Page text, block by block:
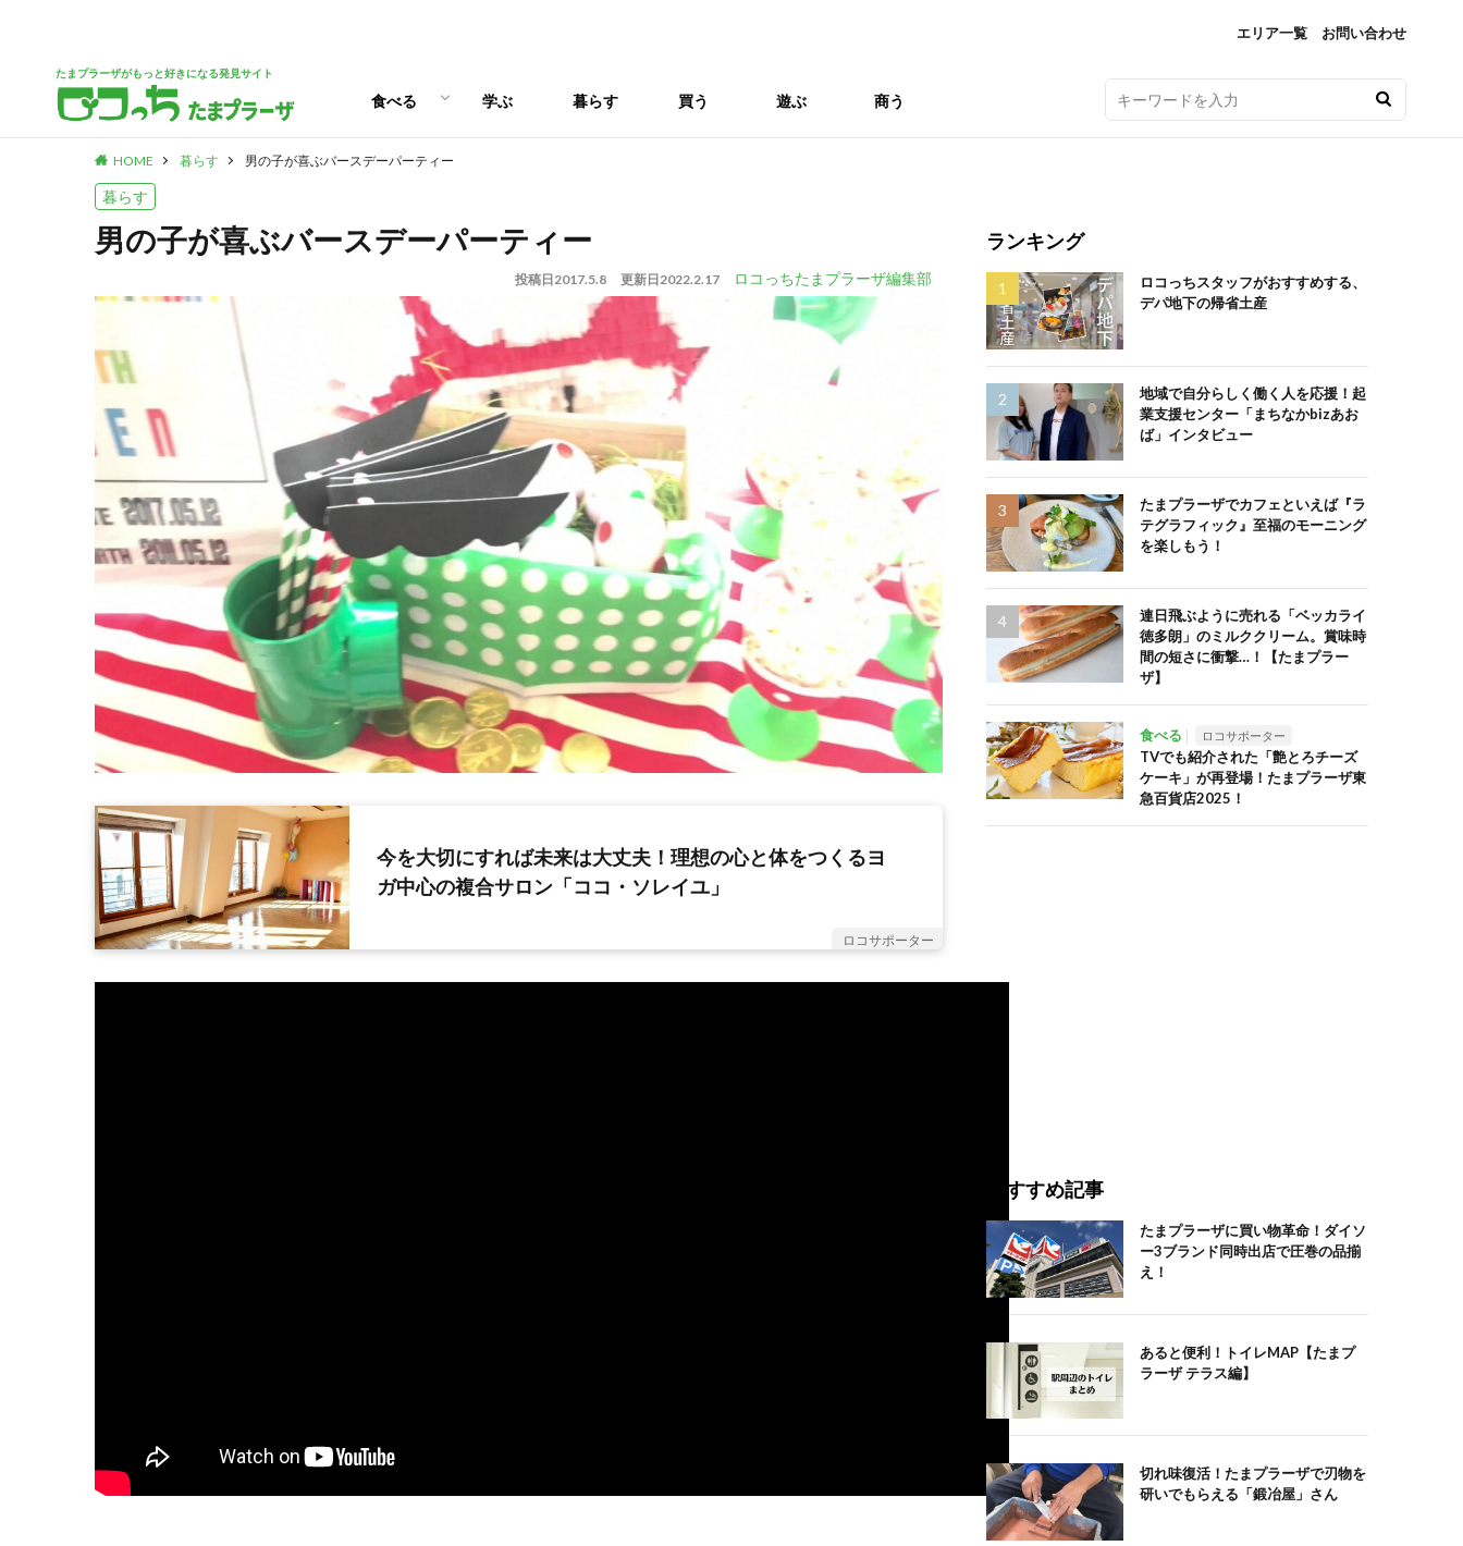
エリア一覧 お問い合わせ
たまプラーザがもっと好きになる発見サイト
食べる
パン
スイーツ
ランチ
カフェ
学ぶ 暮らす 買う 遊ぶ 商う
HOME 暮らす 男の子が喜ぶバースデーパーティー
暮らす
男の子が喜ぶバースデーパーティー
投稿日2017.5.8 更新日2022.2.17 ロコっちたまプラーザ編集部
今を大切にすれば未来は大丈夫！理想の心と体をつくるヨ
ガ中心の複合サロン「ココ・ソレイユ」
ロコサポーター
ランキング
ロコっちスタッフがおすすめする、
デパ地下の帰省土産
地域で自分らしく働く人を応援！起
業支援センター「まちなかbizあお
ば」インタビュー
たまプラーザでカフェといえば『ラ
テグラフィック』至福のモーニング
を楽しもう！
連日飛ぶように売れる「ベッカライ
徳多朗」のミルククリーム。賞味時
間の短さに衝撃…！【たまプラー
ザ】
食べる ロコサポーター
TVでも紹介された「艶とろチーズ
ケーキ」が再登場！たまプラーザ東
急百貨店2025！
おすすめ記事
たまプラーザに買い物革命！ダイソ
ー3ブランド同時出店で圧巻の品揃
え！
あると便利！トイレMAP【たまプ
ラーザ テラス編】
切れ味復活！たまプラーザで刃物を
研いでもらえる「鍛冶屋」さん